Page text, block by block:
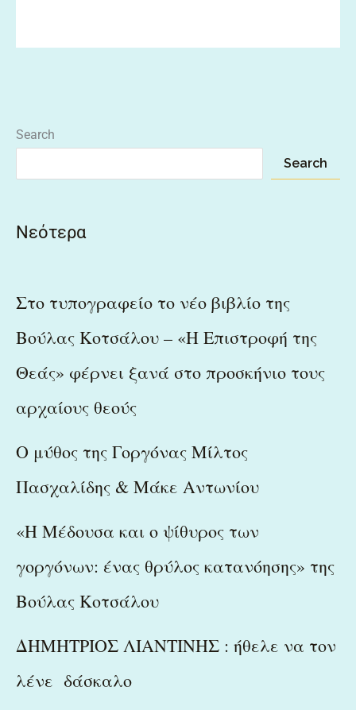
Search
Search
Νεότερα
Στο τυπογραφείο το νέο βιβλίο της
Βούλας Κοτσάλου – «Η Επιστροφή της
Θεάς» φέρνει ξανά στο προσκήνιο τους
αρχαίους θεούς
Ο μύθος της Γοργόνας Μίλτος
Πασχαλίδης & Μάκε Αντωνίου
«Η Μέδουσα και ο ψίθυρος των
γοργόνων: ένας θρύλος κατανόησης» της
Βούλας Κοτσάλου
ΔΗΜΗΤΡΙΟΣ ΛΙΑΝΤΙΝΗΣ : ήθελε να τον
λένε δάσκαλο